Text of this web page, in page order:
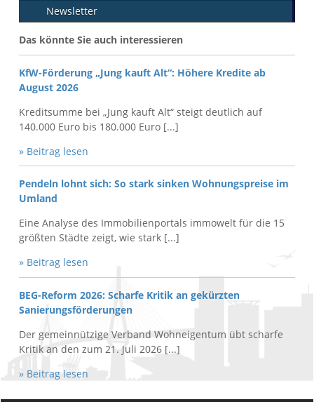
Newsletter
Das könnte Sie auch interessieren
KfW-Förderung „Jung kauft Alt“: Höhere Kredite ab
August 2026
Kreditsumme bei „Jung kauft Alt“ steigt deutlich auf
140.000 Euro bis 180.000 Euro [...]
» Beitrag lesen
Pendeln lohnt sich: So stark sinken Wohnungspreise im
Umland
Eine Analyse des Immobilienportals immowelt für die 15
größten Städte zeigt, wie stark [...]
» Beitrag lesen
BEG-Reform 2026: Scharfe Kritik an gekürzten
Sanierungsförderungen
Der gemeinnützige Verband Wohneigentum übt scharfe
Kritik an den zum 21. Juli 2026 [...]
» Beitrag lesen